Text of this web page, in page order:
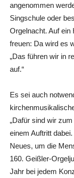
angenommen
Singschule oder
Orgelnacht. Auf ein
freuen: Da wird es
„Das führen wir in
auf.“
Es sei auch
„Dafür sind wir
einem Auftritt
Neues, um die
160. Geißler-
Jahr bei jedem